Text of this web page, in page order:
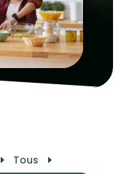
E Tous E